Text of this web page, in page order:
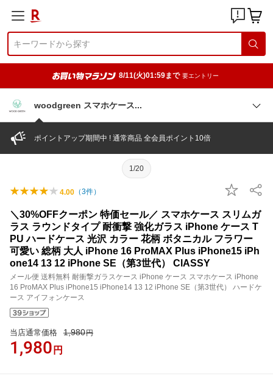
8/11(火)01:59まで 要エントリー
woodgreen スマホケース
ポイントアップ期間中 ! 通常商品 全会員ポイント10倍
1/20
4.00 （3件）
＼30%OFFクーポン 特価セール／ スマホケース スリムガ
ラス ラウンドタイプ 耐衝撃 強化ガラス iPhone ケース T
PU ハードケース 光沢 カラー 花柄 ボタニカル フラワー
可愛い 総柄 大人 iPhone 16 ProMAX Plus iPhone15 iPh
one14 13 12 iPhone SE（第3世代） ClASSY
メール便 送料無料 耐衝撃ガラスケース iPhone ケース スマホケース iPhone
16 ProMAX Plus iPhone15 iPhone14 13 12 iPhone SE（第3世代） ハードケ
ース アイフォンケース
当店通常価格 1,980円
1,980 円